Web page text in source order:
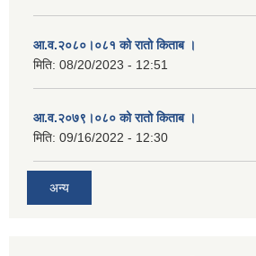
आ.व.२०८०।०८१ को रातो किताब ।
मिति: 08/20/2023 - 12:51
आ.व.२०७९।०८० को रातो किताब ।
मिति: 09/16/2022 - 12:30
अन्य